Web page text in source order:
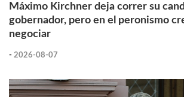
Máximo Kirchner deja correr su
gobernador, pero en el peronismo
negociar
- 2026-08-07